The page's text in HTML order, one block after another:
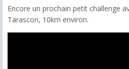
Encore un prochain petit challenge
Tarascon, 10km environ.